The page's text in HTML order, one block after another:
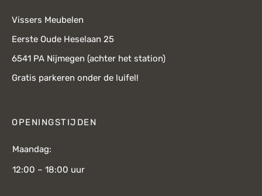
Vissers Meubelen
Eerste Oude Heselaan 25
6541 PA Nijmegen (achter het station)
Gratis parkeren onder de luifel!
OPENINGSTIJDEN
Maandag:
12:00 – 18:00 uur